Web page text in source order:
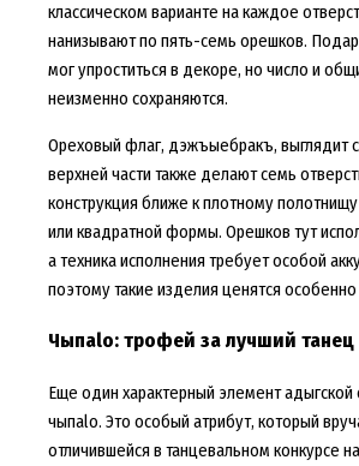
классическом варианте на каждое
нанизывают по пять-семь орешков.
мог упроститься в декоре, но число и
неизменно сохраняются.
Ореховый флаг, дэжъыебракъ, выглядит
верхней части также делают семь
конструкция ближе к плотному
или квадратной формы. Орешков тут
а техника исполнения требует особой
поэтому такие изделия ценятся
Чыпаlо: трофей за лучший танец
Еще один характерный элемент адыгской
чыпаlо. Это особый атрибут, который
отличившейся в танцевальном конкурсе